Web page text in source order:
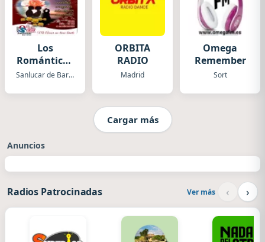
Los
Románticos
de ayer y deSanlucar de Barrameda
ORBITA
RADIO
Madrid
Omega
Remember
Sort
Cargar más
Anuncios
Radios Patrocinadas Ver más ‹ ›